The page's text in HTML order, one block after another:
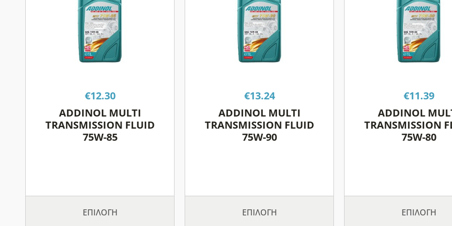
€12.30
ADDINOL MULTI
TRANSMISSION FLUID
75W-85
ΕΠΙΛΟΓΉ
πολλαπλές
παραλλαγές.
Οι
επιλογές
επιλεγούν
στη
σελίδα
του
€13.24
ADDINOL MULTI
TRANSMISSION FLUID
75W-90
ΕΠΙΛΟΓΉ
πολλαπλές
παραλλαγές.
Οι
επιλογές
επιλεγούν
στη
σελίδα
του
€11.39
ADDINOL
TRANSMISSION
75W-80
ΕΠΙΛΟΓΉ
Οι
επιλογές
επιλεγούν
στη
σελίδα
του